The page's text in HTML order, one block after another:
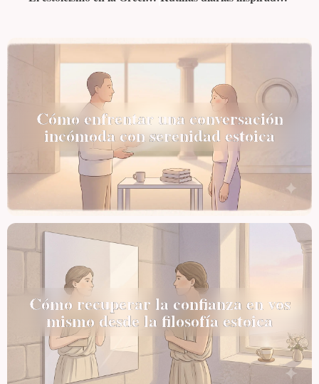
Cómo enfrentar una conversación
incómoda con serenidad estoica
Cómo recuperar la confianza en vos
mismo desde la filosofía estoica